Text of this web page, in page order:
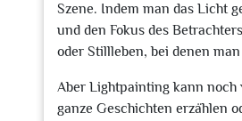
Szene. Indem man das Licht
und den Fokus des
oder Stillleben, bei denen
Aber Lightpainting kann
ganze Geschichten erzählen